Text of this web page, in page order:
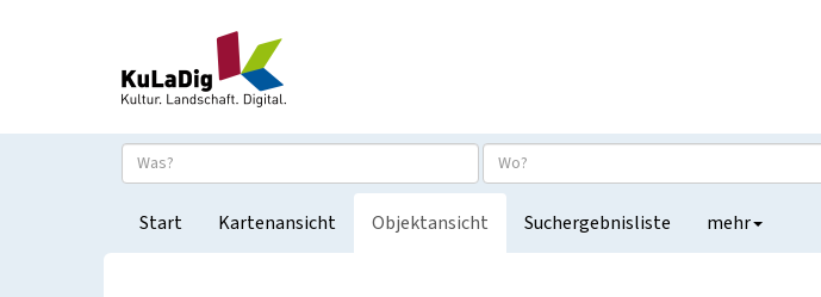
Start Kartenansicht Objektansicht Suchergebnisliste mehr